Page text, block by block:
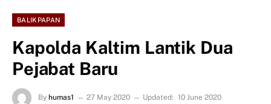
BALIKPAPAN
Kapolda Kaltim Lantik Dua
Pejabat Baru
By humas1 27 May 2020 Updated: 10 June 2020